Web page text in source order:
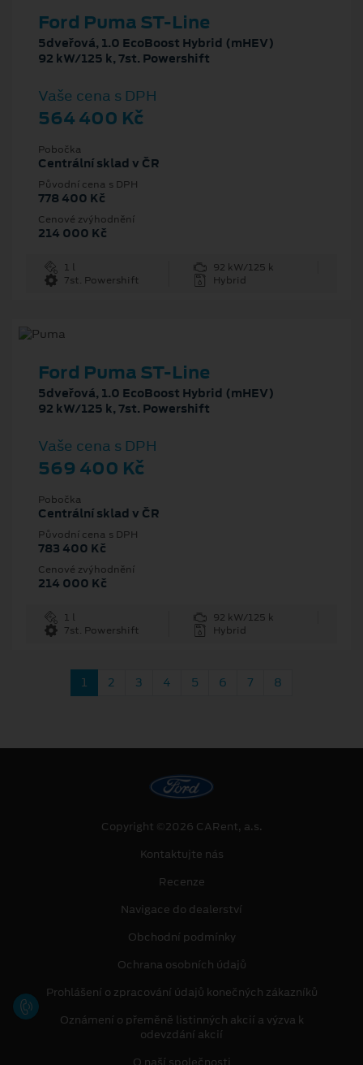
Ford Puma ST-Line
5dveřová, 1.0 EcoBoost Hybrid (mHEV)
92 kW/125 k, 7st. Powershift
Vaše cena s DPH
564 400 Kč
Pobočka
Centrální sklad v ČR
Původní cena s DPH
778 400 Kč
Cenové zvýhodnění
214 000 Kč
1 l
92 kW/125 k
7st. Powershift
Hybrid
Ford Puma ST-Line
5dveřová, 1.0 EcoBoost Hybrid (mHEV)
92 kW/125 k, 7st. Powershift
Vaše cena s DPH
569 400 Kč
Pobočka
Centrální sklad v ČR
Původní cena s DPH
783 400 Kč
Cenové zvýhodnění
214 000 Kč
1 l
92 kW/125 k
7st. Powershift
Hybrid
1 2 3 4 5 6 7 8
Copyright ©2026 CARent, a.s.
Kontaktujte nás
Recenze
Navigace do dealerství
Obchodní podmínky
Ochrana osobních údajů
Prohlášení o zpracování údajů konečných zákazníků
Oznámení o přeměně listinných akcií a výzva k
odevzdání akcií